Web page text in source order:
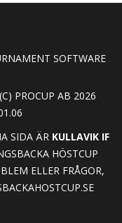
SOFTWARE
PROCUP AB 2026
SIDA ÄR KULLAVIK IF
HÖSTCUP
ELLER FRÅGOR,